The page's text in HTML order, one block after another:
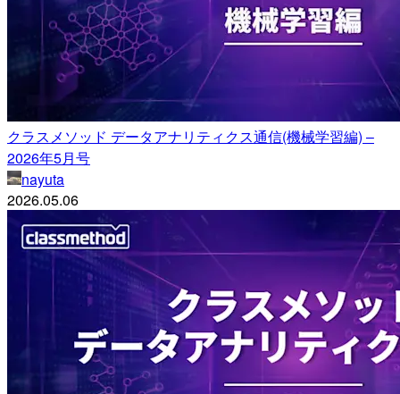
クラスメソッド データアナリティクス通信(機械学習編) –
2026年5月号
nayuta
2026.05.06